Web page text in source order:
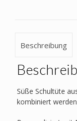
Beschreibung
Süße Schultüte
kombiniert